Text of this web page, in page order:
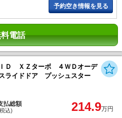
予約空き情報を見る
電話
Ｄ ＸＺターボ ４ＷＤオーデ
イドドア プッシュスター
払総額
込) 214.9万円